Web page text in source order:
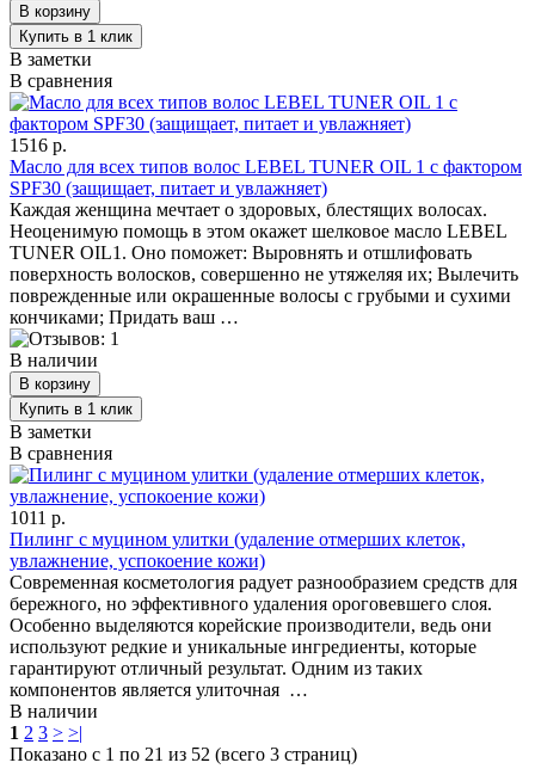
В заметки
В сравнения
1516 р.
Масло для всех типов волос LEBEL TUNER OIL 1 с фактором
SPF30 (защищает, питает и увлажняет)
Каждая женщина мечтает о здоровых, блестящих волосах.
Неоценимую помощь в этом окажет шелковое масло LEBEL
TUNER OIL1. Оно поможет: Выровнять и отшлифовать
поверхность волосков, совершенно не утяжеляя их; Вылечить
поврежденные или окрашенные волосы с грубыми и сухими
кончиками; Придать ваш …
В наличии
В заметки
В сравнения
1011 р.
Пилинг с муцином улитки (удаление отмерших клеток,
увлажнение, успокоение кожи)
Современная косметология радует разнообразием средств для
бережного, но эффективного удаления ороговевшего слоя.
Особенно выделяются корейские производители, ведь они
используют редкие и уникальные ингредиенты, которые
гарантируют отличный результат. Одним из таких
компонентов является улиточная …
В наличии
1 2 3 > >|
Показано с 1 по 21 из 52 (всего 3 страниц)